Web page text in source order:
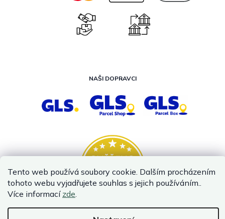
Tento web používá soubory cookie. Dalším procházením
tohoto webu vyjadřujete souhlas s jejich používáním..
Více informací zde.
NAŠI DOPRAVCI